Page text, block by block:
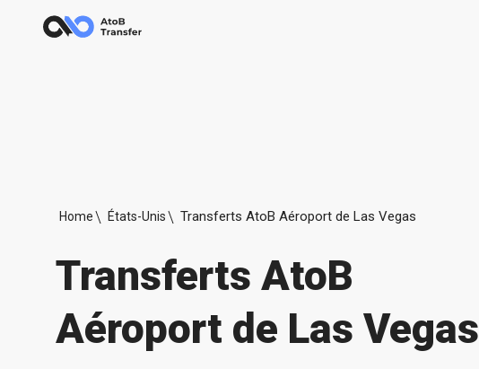
Home États-Unis Transferts AtoB Aéroport de Las Vegas
Transferts AtoB
Aéroport de Las Vegas